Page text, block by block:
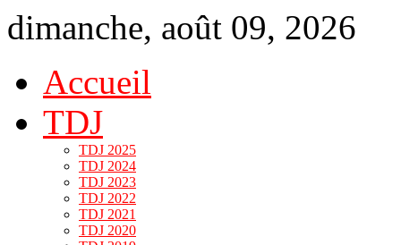
dimanche, août 09, 2026
Accueil
TDJ
TDJ 2025
TDJ 2024
TDJ 2023
TDJ 2022
TDJ 2021
TDJ 2020